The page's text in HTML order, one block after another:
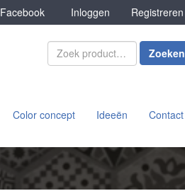
Facebook Inloggen Registreren
Zoeken
Color concept Ideeën Contact